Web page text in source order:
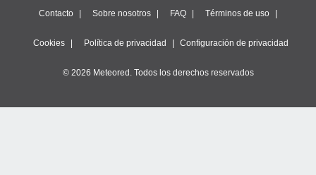
Contacto Sobre nosotros FAQ Términos de uso
Cookies Política de privacidad Configuración de privacidad
© 2026 Meteored. Todos los derechos reservados